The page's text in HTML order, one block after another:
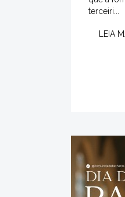
terceiri...
LEIA